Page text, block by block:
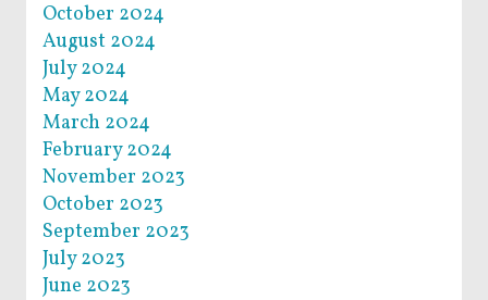
October 2024
August 2024
July 2024
May 2024
March 2024
February 2024
November 2023
October 2023
September 2023
July 2023
June 2023